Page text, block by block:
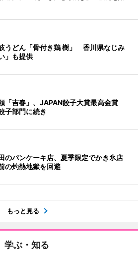
うどん「骨付き鶏 樹」 香川県なじみ
」も提供
「吉春」、JAPAN餃子大賞最高金賞
子部門に続き
のパンケーキ店、夏季限定でかき氷店
の灼熱地獄を回避
もっと見る
学ぶ・知る